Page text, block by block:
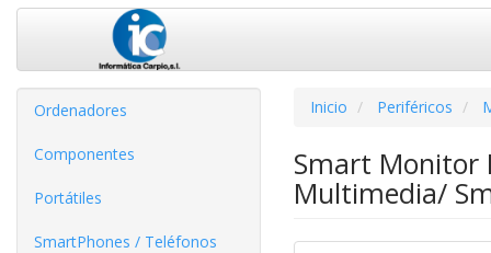
Ordenadores
Componentes
Portátiles
SmartPhones / Teléfonos
Inicio Periféricos
Smart Monitor
Multimedia/